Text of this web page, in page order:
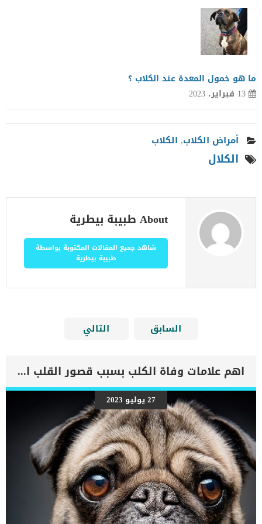
ما هو خمول المعدة عند الكلاب ؟
13 فبراير، 2023
أمراض الكلاب, الكلاب
الكلال
About طبيبة بيطرية
شاهد جميع المقالات المكتوبة بواسطة
طبيبة بيطرية
السابق التالي
اهم علامات وفاة الكلب بسبب قصور القلب الاحتقانى
27 يوليو 2023